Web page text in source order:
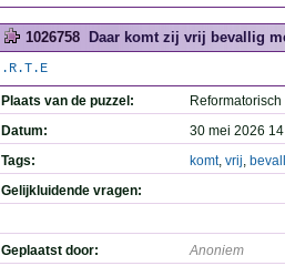
1026758 Daar komt zij vrij bevallig
.R.T.E
Plaats van de puzzel:
Datum:
30 mei 2026
Tags:
komt, vrij,
Gelijkluidende vragen:
Geplaatst door: Anoniem